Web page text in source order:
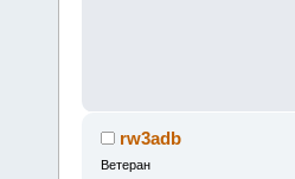
rw3adb
Ветеран